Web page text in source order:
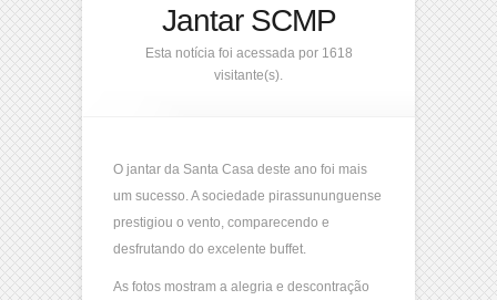
Jantar SCMP
Esta notícia foi acessada por 1618
visitante(s).
O jantar da Santa Casa deste ano foi mais
um sucesso. A sociedade pirassununguense
prestigiou o vento, comparecendo e
desfrutando do excelente buffet.
As fotos mostram a alegria e descontração